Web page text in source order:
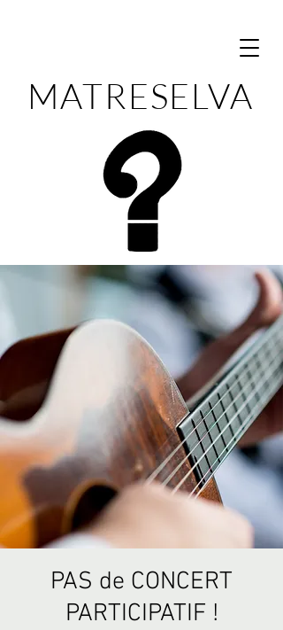
MATRESELVA
PAS de CONCERT
PARTICIPATIF !